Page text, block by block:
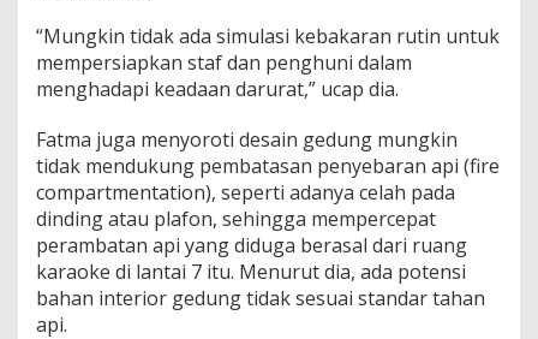
“Mungkin tidak ada simulasi kebakaran rutin untuk
mempersiapkan staf dan penghuni dalam
menghadapi keadaan darurat,” ucap dia.
Fatma juga menyoroti desain gedung mungkin
tidak mendukung pembatasan penyebaran api (fire
compartmentation), seperti adanya celah pada
dinding atau plafon, sehingga mempercepat
perambatan api yang diduga berasal dari ruang
karaoke di lantai 7 itu. Menurut dia, ada potensi
bahan interior gedung tidak sesuai standar tahan
api.